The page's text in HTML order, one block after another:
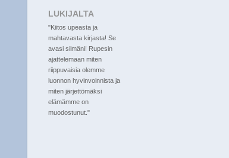
LUKIJALTA
"Kiitos upeasta ja
mahtavasta kirjasta! Se
avasi silmäni! Rupesin
ajattelemaan miten
riippuvaisia olemme
luonnon hyvinvoinnista ja
miten järjettömäksi
elämämme on
muodostunut."